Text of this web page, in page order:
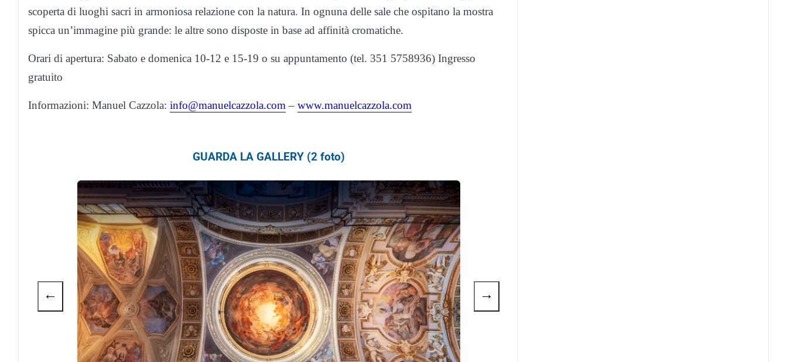
scoperta di luoghi sacri in armoniosa relazione con la natura. In ognuna delle sale che ospitano la mostra
spicca un’immagine più grande: le altre sono disposte in base ad affinità cromatiche.
Orari di apertura: Sabato e domenica 10-12 e 15-19 o su appuntamento (tel. 351 5758936) Ingresso
gratuito
Informazioni: Manuel Cazzola: info@manuelcazzola.com– www.manuelcazzola.com
GUARDA LA GALLERY (2 foto)
← →